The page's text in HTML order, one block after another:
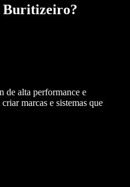
Buritizeiro?
de alta performance e
marcas e sistemas que